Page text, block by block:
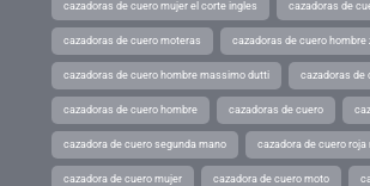
cazadoras de cuero mujer el corte ingles cazadoras de
cazadoras de cuero moteras cazadoras de cuero hombre
cazadoras de cuero hombre massimo dutti cazadoras de
cazadoras de cuero hombre cazadoras de cuero
cazadora de cuero segunda mano cazadora de cuero roja
cazadora de cuero mujer cazadora de cuero moto